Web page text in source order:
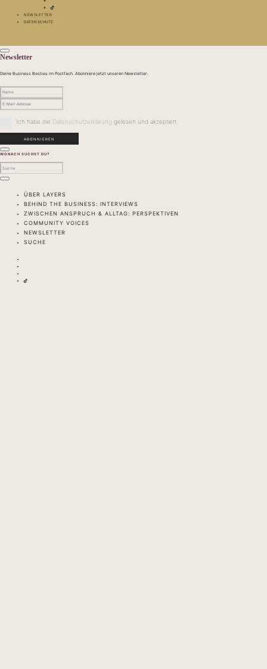
NEWSLETTER
DATENSCHUTZ
Newsletter
Deine Business Besties im Postfach. Abonniere jetzt unseren Newsletter.
Ich habe die Datenschutzerklärung gelesen und akzeptiert.
WONACH SUCHST DU?
ÜBER LAYERS
BEHIND THE BUSINESS: INTERVIEWS
ZWISCHEN ANSPRUCH & ALLTAG: PERSPEKTIVEN
COMMUNITY VOICES
NEWSLETTER
SUCHE